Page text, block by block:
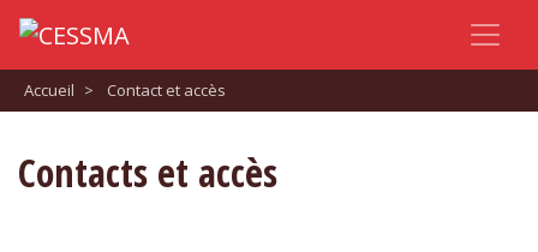
Accueil > Contact et accès
Contacts et accès